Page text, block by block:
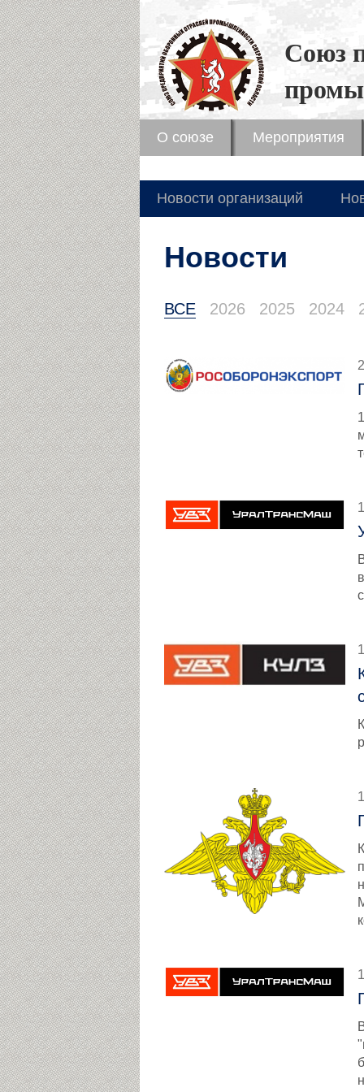
Союз
О союзе Мероприятия
Новости организаций
Новости
ВСЕ 2026 2025 2024